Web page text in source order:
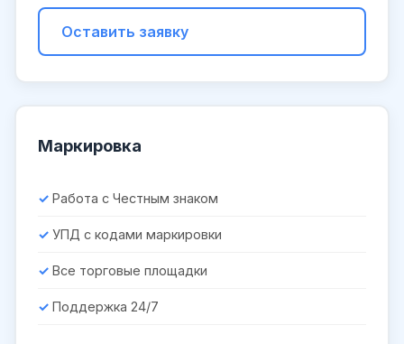
Оставить заявку
Маркировка
Работа с Честным знаком
УПД с кодами маркировки
Все торговые площадки
Поддержка 24/7